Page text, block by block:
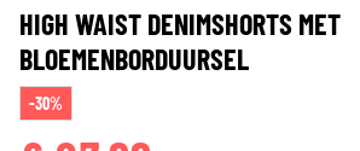
HIGH WAIST DENIMSHORTS MET
BLOEMENBORDUURSEL
-30%